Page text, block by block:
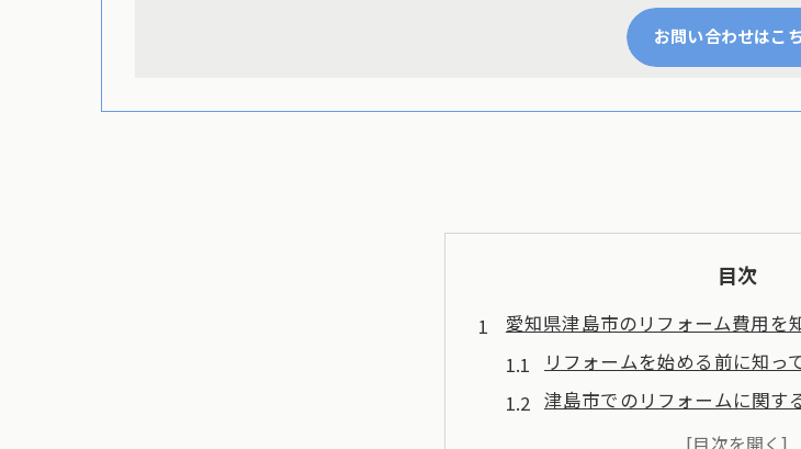
お問い合わせはこ
目次
愛知県津島市のリフォーム費用を
リフォームを始める前に知っ
津島市でのリフォームに関す
リフォームの必要性を見極め